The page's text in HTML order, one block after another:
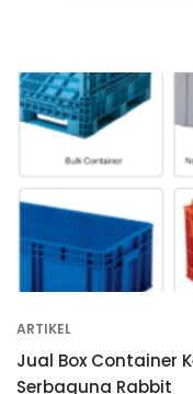
ARTIKEL
Jual Box Container
Serbaguna Rabbit